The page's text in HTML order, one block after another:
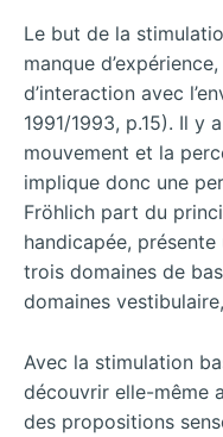
Le but de la
manque
d’interaction avec
1991/1993, p.15). Il y
mouvement et la
implique donc une
Fröhlich part du
handicapée,
trois domaines de
domaines
Avec la stimulation
découvrir elle-même
des propositions